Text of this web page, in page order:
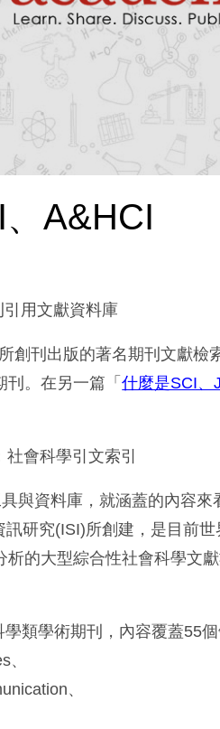
A&HCI
用文獻資料庫
創刊出版的著名期刊文獻檢
刊。在另一篇「什麼是SCI、
會科學引文索引
與資料庫，就涵蓋的內容來
研究(ISI)所創建，是目前
的大型綜合性社會科學文獻
類學術期刊，內容覆蓋55個
、